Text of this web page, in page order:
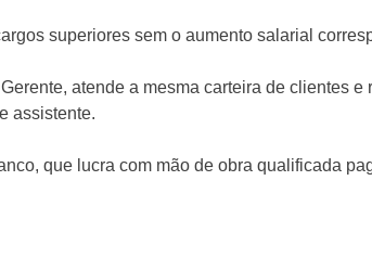
superiores sem o aumento salarial
atende a mesma carteira de clientes
assistente.
que lucra com mão de obra qualificada